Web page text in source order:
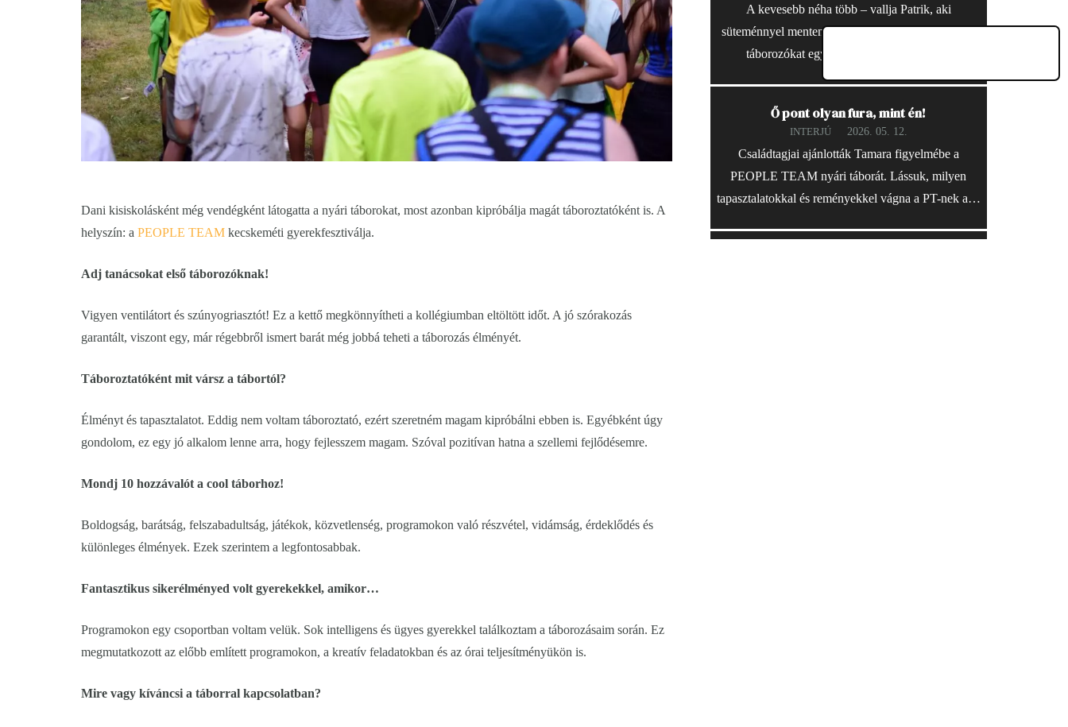
Dani kisiskolásként még vendégként látogatta a nyári táborokat, most azonban kipróbálja magát táboroztatóként is. A
helyszín: a PEOPLE TEAM kecskeméti gyerekfesztiválja.
Adj tanácsokat első táborozóknak!
Vigyen ventilátort és szúnyogriasztót! Ez a kettő megkönnyítheti a kollégiumban eltöltött időt. A jó szórakozás
garantált, viszont egy, már régebbről ismert barát még jobbá teheti a táborozás élményét.
Táboroztatóként mit vársz a tábortól?
Élményt és tapasztalatot. Eddig nem voltam táboroztató, ezért szeretném magam kipróbálni ebben is. Egyébként úgy
gondolom, ez egy jó alkalom lenne arra, hogy fejlesszem magam. Szóval pozitívan hatna a szellemi fejlődésemre.
Mondj 10 hozzávalót a cool táborhoz!
Boldogság, barátság, felszabadultság, játékok, közvetlenség, programokon való részvétel, vidámság, érdeklődés és
különleges élmények. Ezek szerintem a legfontosabbak.
Fantasztikus sikerélményed volt gyerekekkel, amikor…
Programokon egy csoportban voltam velük. Sok intelligens és ügyes gyerekkel találkoztam a táborozásaim során. Ez
megmutatkozott az előbb említett programokon, a kreatív feladatokban és az órai teljesítményükön is.
Mire vagy kíváncsi a táborral kapcsolatban?
A kevesebb néha több – vallja Patrik, aki
süteménnyel mentené meg a PEOPLE TEAM-ben
táborozókat egy zombitámadás esetén.…
Ő pont olyan fura, mint én!
INTERJÚ 2026. 05. 12.
Családtagjai ajánlották Tamara figyelmébe a
PEOPLE TEAM nyári táborát. Lássuk, milyen
tapasztalatokkal és reményekkel vágna a PT-nek a…